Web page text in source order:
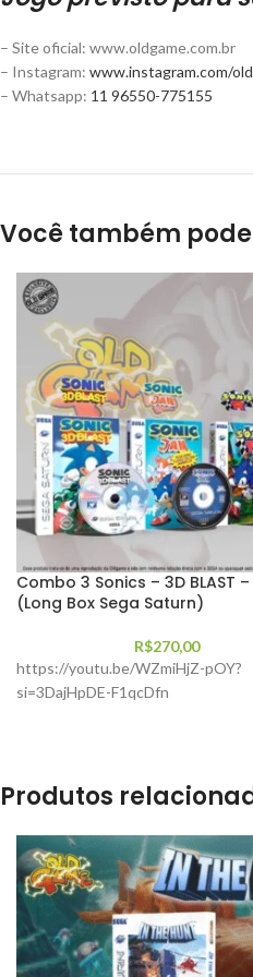
– Site oficial: www.oldgame.com.br
– Instagram: www.instagram.com/
– Whatsapp: 11 96550-775155
Você também
Combo 3 Sonics – 3D BLAST –
(Long Box Sega Saturn)
R$270,00
https://youtu.be/WZmiHjZ-pOY?
si=3DajHpDE-F1qcDfn
Produtos